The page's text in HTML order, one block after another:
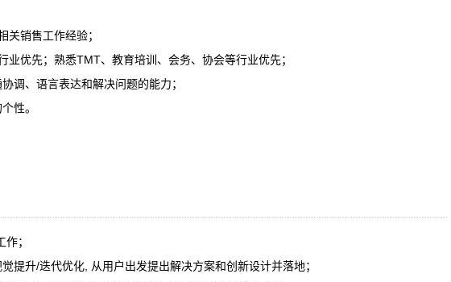
关销售工作经验；
业优先；熟悉TMT、教育培训、会务、协会等行业优先；
调、语言表达和解决问题的能力；
性。
；
提升/迭代优化, 从用户出发提出解决方案和创新设计并落地；